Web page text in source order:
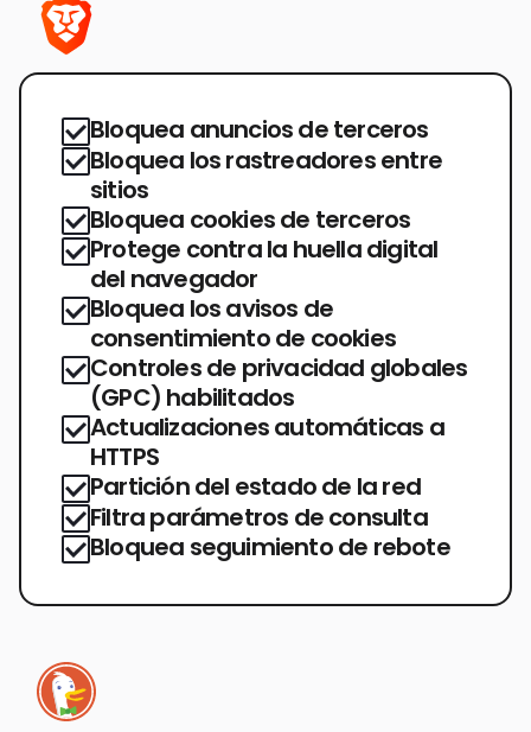
Bloquea anuncios de terceros
Bloquea los rastreadores entre
sitios
Bloquea cookies de terceros
Protege contra la huella digital
del navegador
Bloquea los avisos de
consentimiento de cookies
Controles de privacidad globales
(GPC) habilitados
Actualizaciones automáticas a
HTTPS
Partición del estado de la red
Filtra parámetros de consulta
Bloquea seguimiento de rebote